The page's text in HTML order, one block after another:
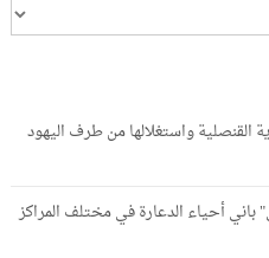
القنصلية واستغلالها من طرف اليهود
باني أحياء الدعارة في مختلف المراكز